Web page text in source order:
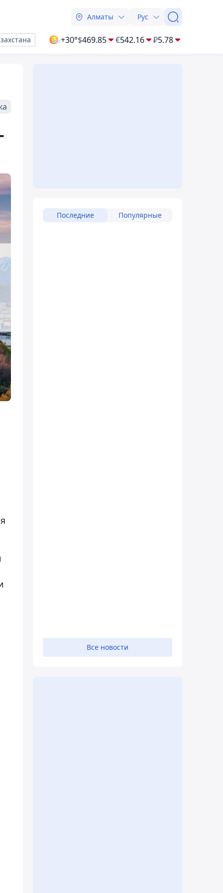
Алматы Рус
+30°$469.85 €542.16 ₽5.78
Последние Популярные
Все новости